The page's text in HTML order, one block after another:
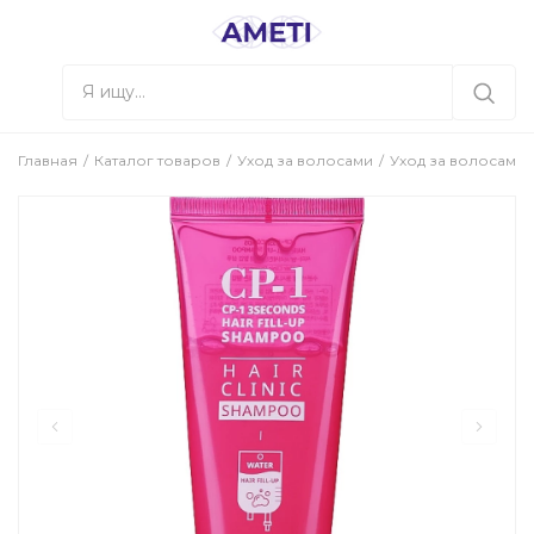
Главная Каталог товаров Уход за волосами Уход за волосами